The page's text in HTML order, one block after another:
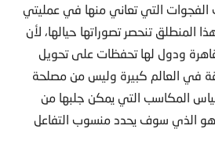
التي تعاني منها في عمليتي
المنطلق تنحصر تصوراتها حيالها، لأن
ودول لها تحفظات على تحويل
في العالم كبيرة وليس من مصلحة
المكاسب التي يمكن جلبها من
وهو الذي سوف يحدد منسوب التفاعل